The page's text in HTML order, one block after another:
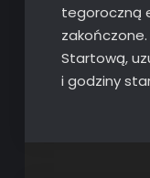
tegoroczną
Startową,
i godziny